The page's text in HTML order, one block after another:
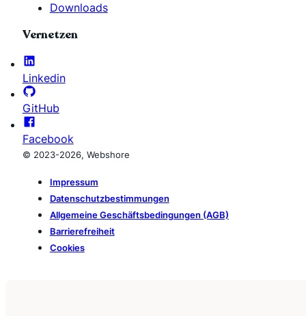
Downloads
Vernetzen
Linkedin
GitHub
Facebook
© 2023-2026, Webshore
Impressum
Datenschutzbestimmungen
Allgemeine Geschäftsbedingungen (AGB)
Barrierefreiheit
Cookies